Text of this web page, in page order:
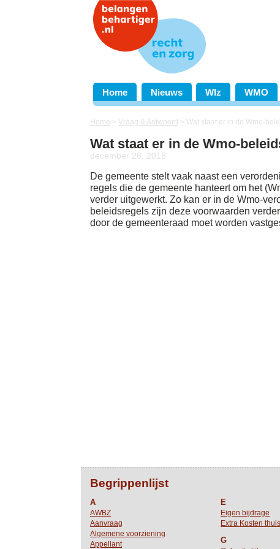
Home Nieuws Wlz WMO
Home > Vraag & Antwoord > Wat staat er in de Wmo-
Wat staat er in de Wmo-
december 26, 2018
De gemeente stelt vaak naast een
regels die de gemeente hanteert om het
verder uitgewerkt. Zo kan er in de Wmo-
beleidsregels zijn deze voorwaarden
door de gemeenteraad moet worden
Begrippenlijst
A
AWBZ
Aanvraag
Algemene voorziening
Appellant
E
Eigen bijdrage
Extra Kosten thuis
G